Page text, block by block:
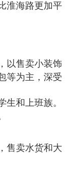
淮海路更加平
以售卖小装饰
等为主，深受
生和上班族。
售卖水货和大